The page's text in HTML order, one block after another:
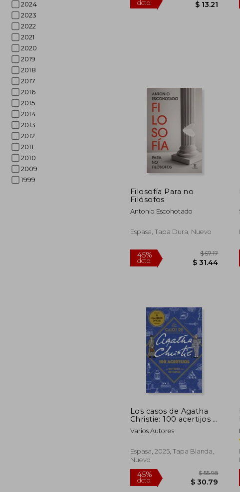
2024
2023
2022
2021
2020
2019
2018
2017
2016
2015
2014
2013
2012
2011
2010
2009
1999
45%
dcto.
Filosofía Para no
Filósofos
Antonio Escohotado
Espasa, Tapa Dura, Nuevo
45%
dcto. $
Los casos de Agatha
Christie: 100 acertijos y
un misterio por
resolver
Varios Autores
Espasa, 2025, Tapa Blanda,
Nuevo